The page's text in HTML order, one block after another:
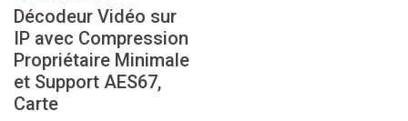
Décodeur Vidéo sur
IP avec Compression
Propriétaire Minimale
et Support AES67,
Carte